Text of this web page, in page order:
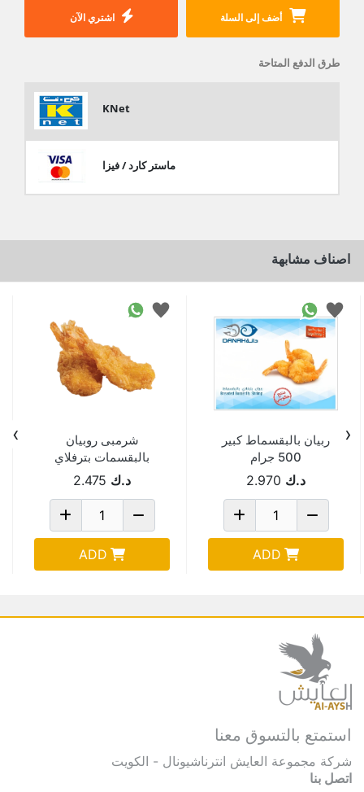
أضف إلى السلة اشتري الآن
طرق الدفع المتاحة
KNet
ماستر كارد / فيزا
اصناف مشابهة
ربيان بالبقسماط كبير
500 جرام
د.ك 2.970
ADD
شرمبى روبيان
بالبقسمات بترفلاي
د.ك 2.475
ADD
‹
›
استمتع بالتسوق معنا
شركة مجموعة العايش انترناشيونال - الكويت
اتصل بنا